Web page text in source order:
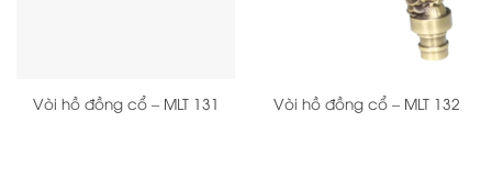
Vòi hồ đồng cổ – MLT 131 Vòi hồ đồng cổ – MLT 132